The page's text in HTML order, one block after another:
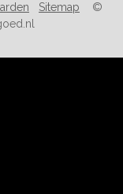
Sitemap ©